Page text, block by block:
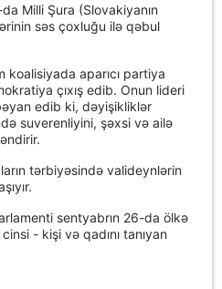
Milli Şura (Slovakiyanın
səs çoxluğu ilə qəbul
koalisiyada aparıcı partiya
çıxış edib. Onun lideri
edib ki, dəyişikliklər
suverenliyini, şəxsi və ailə
tərbiyəsində valideynlərin
sentyabrın 26-da ölkə
- kişi və qadını tanıyan